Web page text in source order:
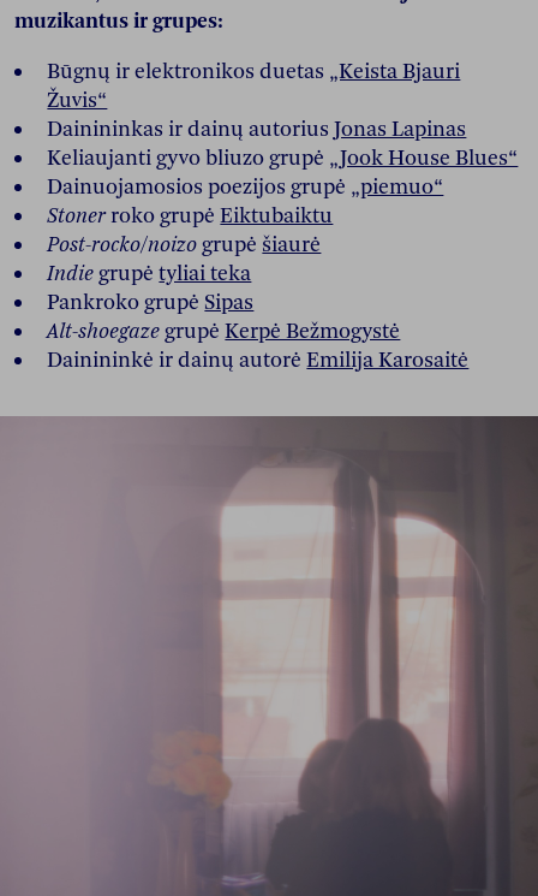
muzikantus ir grupes:
Būgnų ir elektronikos duetas „Keista Bjauri
Žuvis“
Dainininkas ir dainų autoriusJonas Lapinas
Keliaujanti gyvo bliuzo grupė „Jook House Blues“
Dainuojamosios poezijos grupė „piemuo“
Stonerroko grupėEiktubaiktu
Post-rocko/noizogrupė šiaurė
Indiegrupėtyliai teka
Pankroko grupė Sipas
Alt-shoegazegrupėKerpė Bežmogystė
Dainininkė ir dainų autorėEmilija Karosaitė